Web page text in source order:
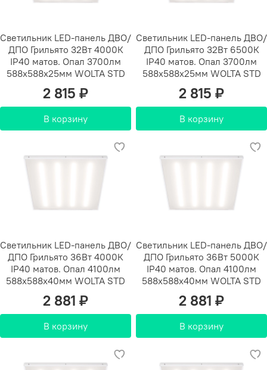
Светильник LED-панель ДВО/
ДПО Грильято 32Вт 4000К
IP40 матов. Опал 3700лм
588х588х25мм WOLTA STD
2 815 ₽
В корзину
Светильник LED-панель ДВО/
ДПО Грильято 32Вт 6500К
IP40 матов. Опал 3700лм
588х588х25мм WOLTA STD
2 815 ₽
В корзину
Светильник LED-панель ДВО/
ДПО Грильято 36Вт 4000К
IP40 матов. Опал 4100лм
588х588х40мм WOLTA STD
2 881 ₽
В корзину
Светильник LED-панель ДВО/
ДПО Грильято 36Вт 5000К
IP40 матов. Опал 4100лм
588х588х40мм WOLTA STD
2 881 ₽
В корзину